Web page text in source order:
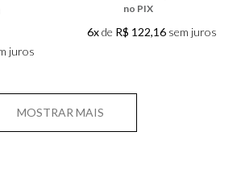
juros
no PIX
6xde R$ 122,16sem juros
MOSTRAR MAIS